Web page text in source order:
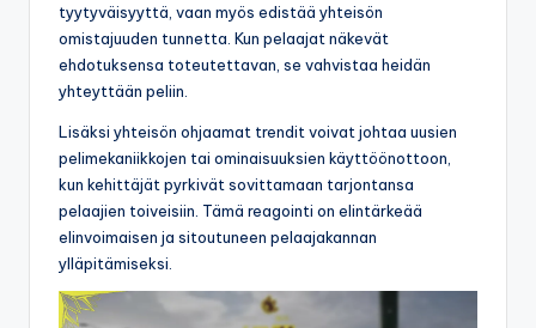
tyytyväisyyttä, vaan myös edistää yhteisön
omistajuuden tunnetta. Kun pelaajat näkevät
ehdotuksensa toteutettavan, se vahvistaa heidän
yhteyttään peliin.
Lisäksi yhteisön ohjaamat trendit voivat johtaa uusien
pelimekaniikkojen tai ominaisuuksien käyttöönottoon,
kun kehittäjät pyrkivät sovittamaan tarjontansa
pelaajien toiveisiin. Tämä reagointi on elintärkeää
elinvoimaisen ja sitoutuneen pelaajakannan
ylläpitämiseksi.